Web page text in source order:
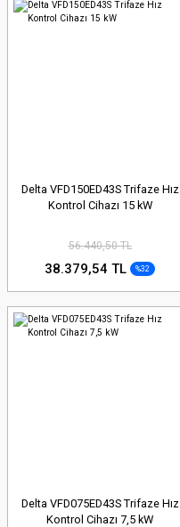
Delta VFD150ED43S Trifaze Hız
Kontrol Cihazı 15 kW
56.440,50 TL
38.379,54 TL %32
Delta VFD075ED43S Trifaze Hız
Kontrol Cihazı 7,5 kW